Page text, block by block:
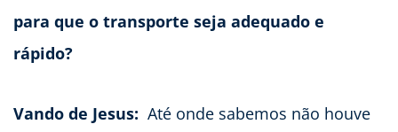
para que o transporte seja adequado e
rápido?
Vando de Jesus: Até onde sabemos não houve